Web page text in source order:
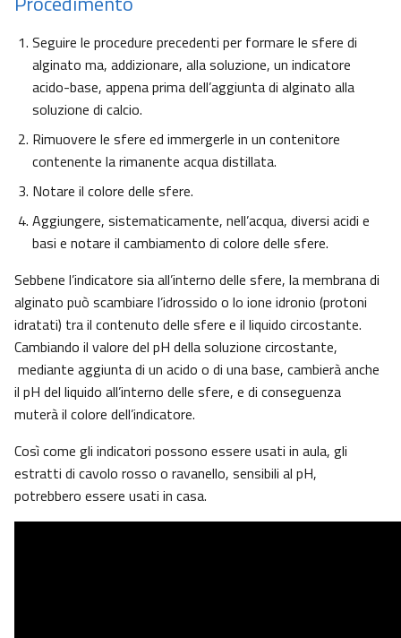
Seguire le procedure precedenti per formare le sfere di
alginato ma, addizionare, alla soluzione, un indicatore
acido-base, appena prima dell’aggiunta di alginato alla
soluzione di calcio.
Rimuovere le sfere ed immergerle in un contenitore
contenente la rimanente acqua distillata.
Notare il colore delle sfere.
Aggiungere, sistematicamente, nell’acqua, diversi acidi e
basi e notare il cambiamento di colore delle sfere.
Sebbene l’indicatore sia all’interno delle sfere, la membrana di
alginato può scambiare l’idrossido o lo ione idronio (protoni
idratati) tra il contenuto delle sfere e il liquido circostante.
Cambiando il valore del pH della soluzione circostante,
mediante aggiunta di un acido o di una base, cambierà anche
il pH del liquido all’interno delle sfere, e di conseguenza
muterà il colore dell’indicatore.
Così come gli indicatori possono essere usati in aula, gli
estratti di cavolo rosso o ravanello, sensibili al pH,
potrebbero essere usati in casa.